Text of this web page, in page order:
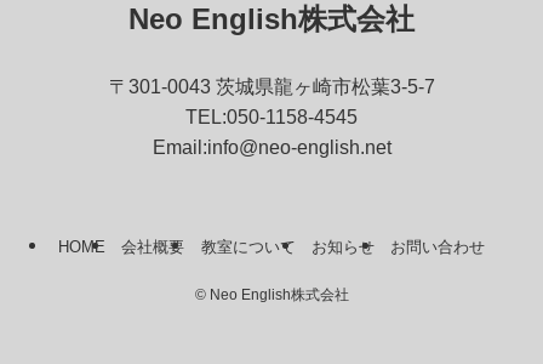
Neo English株式会社
〒301-0043 茨城県龍ヶ崎市松葉3-5-7
TEL:050-1158-4545
Email:info@neo-english.net
HOME 会社概要 教室について お知らせ お問い合わせ
©Neo English株式会社